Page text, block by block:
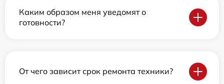
Каким образом меня уведомят о
готовности?
От чего зависит срок ремонта техники?